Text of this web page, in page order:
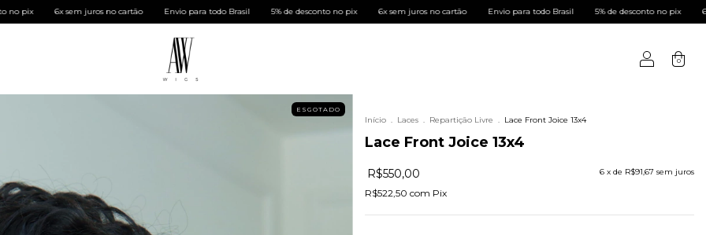
no cartão Envio para todo Brasil 5% de desconto no pix 6x sem juros no cartão Envio para todo Brasil 5% de desconto no pix 6x sem juros no cartão
0
ESGOTADO
Início . Laces . Repartição Livre . Lace Front Joice 13x4
Lace Front Joice 13x4
R$550,00 6 x de R$91,67 sem juros
R$522,50 com Pix